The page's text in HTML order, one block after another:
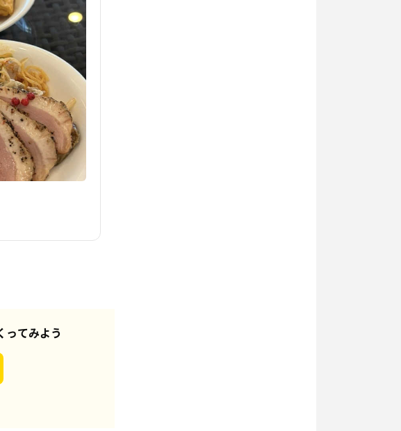
ってみよう